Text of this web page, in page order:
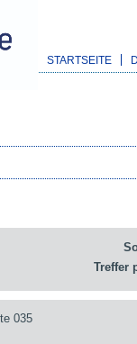
STARTSEITE
Treffer
035